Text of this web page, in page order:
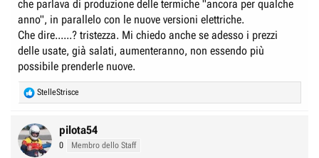
"La Porsche
Cayman
. La notizia, confermata anche per il mercato italiano, riguarda le
soltanto le speciali GT4 RS e RS Spyder. La Porsche si prepara a
introdurre la nuova generazione con propulsione elettrica
se una data di debutto ufficiale non è stata ancora annunciata."
che parlava di produzione delle termiche "ancora per qualche
anno", in parallelo con le nuove versioni elettriche.
Che dire......? tristezza. Mi chiedo anche se adesso i prezzi
delle usate, già salati, aumenteranno, non essendo più
possibile prenderle nuove.
R
e
c
t
i
StelleStrisce
pilota54
0 Membro dello Staff